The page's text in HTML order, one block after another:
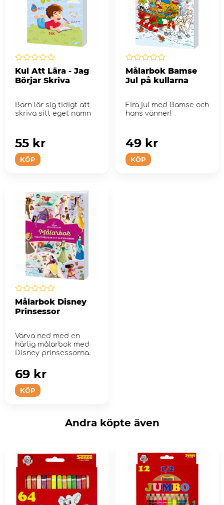
Kul Att Lära - Jag
Börjar Skriva
Barn lär sig tidigt att
skriva sitt eget namn
KÖP
55 kr
Målarbok Bamse
Jul på kullarna
Fira jul med Bamse och
hans vänner!
KÖP
49 kr
Målarbok Disney
Prinsessor
Varva ned med en
härlig målarbok med
Disney prinsessorna.
KÖP
69 kr
Andra köpte även